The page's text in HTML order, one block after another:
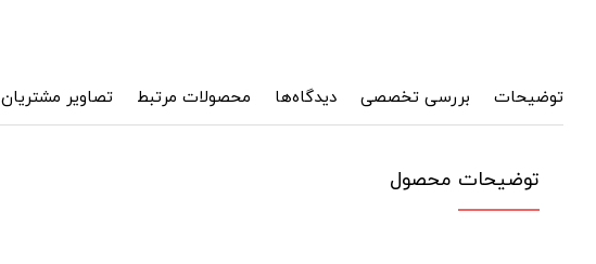
توضیحات بررسی تخصصی دیدگاه‌ها محصولات مرتبط تصاویر مشتریان
توضیحات محصول